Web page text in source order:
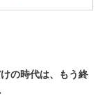
の時代は、もう終